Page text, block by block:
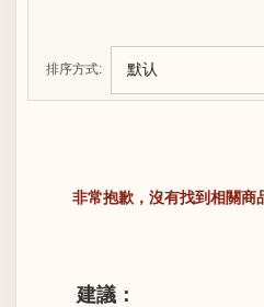
排序方式:
非常抱歉，沒有找到相關商
建議：